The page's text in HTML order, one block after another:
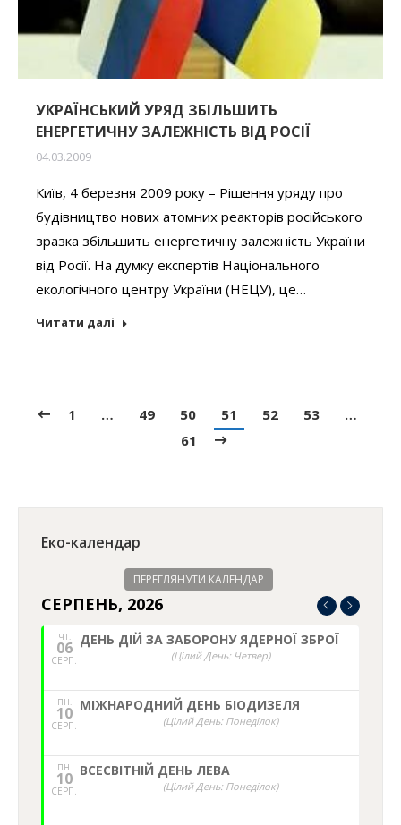
УКРАЇНСЬКИЙ УРЯД ЗБІЛЬШИТЬ
ЕНЕРГЕТИЧНУ ЗАЛЕЖНІСТЬ ВІД РОСІЇ
04.03.2009
Київ, 4 березня 2009 року – Рішення уряду про
будівництво нових атомних реакторів російського
зразка збільшить енергетичну залежність України
від Росії. На думку експертів Національного
екологічного центру України (НЕЦУ), це…
Читати далі
1 … 49 50 51 52 53
…
61
Еко-календар
ПЕРЕГЛЯНУТИ КАЛЕНДАР
СЕРПЕНЬ, 2026
ЧТ.
06
СЕРП.
ДЕНЬ ДІЙ ЗА ЗАБОРОНУ ЯДЕРНОЇ ЗБРОЇ
(Цілий День: Четвер)
ПН.
10
СЕРП.
МІЖНАРОДНИЙ ДЕНЬ БІОДИЗЕЛЯ
(Цілий День: Понеділок)
ПН.
10
СЕРП.
ВСЕСВІТНІЙ ДЕНЬ ЛЕВА
(Цілий День: Понеділок)